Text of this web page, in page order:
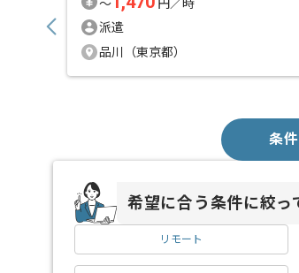
〜
円／時
派遣
品川（東京都）
条
希望に合う条件に絞っ
リモート